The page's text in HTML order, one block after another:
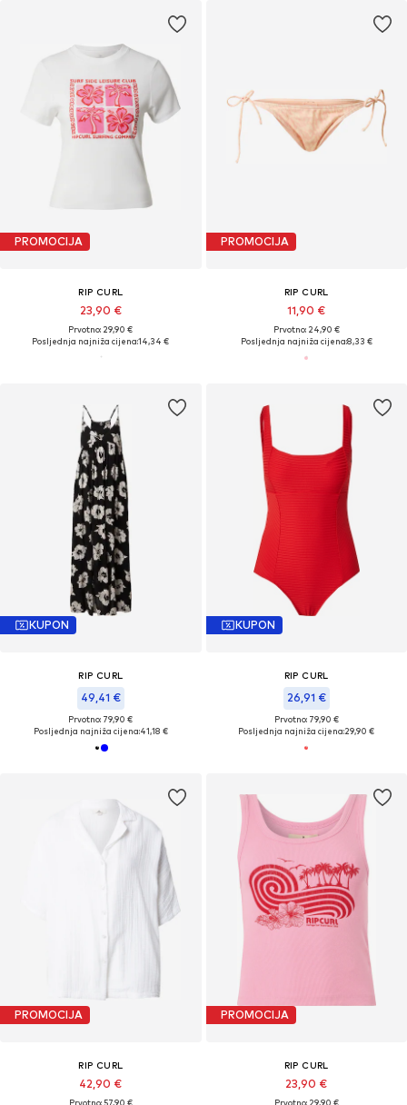
PROMOCIJA
RIP CURL
23,90 €
Prvotno: 29,90 €
Posljednja najniža cijena:14,34 €
PROMOCIJA
RIP CURL
11,90 €
Prvotno: 24,90 €
Posljednja najniža cijena:8,33 €
KUPON
RIP CURL
49,41 €
Prvotno: 79,90 €
Posljednja najniža cijena:41,18 €
KUPON
RIP CURL
26,91 €
Prvotno: 79,90 €
Posljednja najniža cijena:29,90 €
PROMOCIJA
RIP CURL
42,90 €
Prvotno: 57,90 €
PROMOCIJA
RIP CURL
23,90 €
Prvotno: 29,90 €